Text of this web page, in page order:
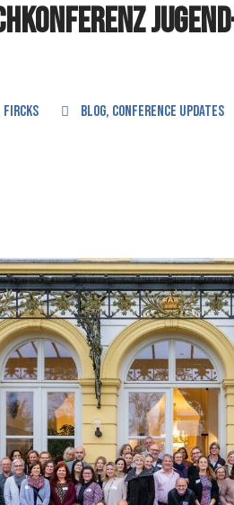
Fircks Blog, Conference Updates